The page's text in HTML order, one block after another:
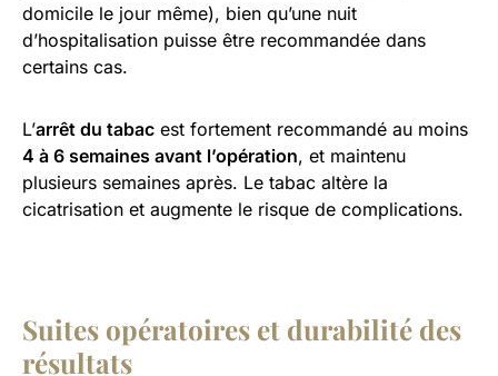
domicile le jour même), bien qu’une nuit
d’hospitalisation puisse être recommandée dans
certains cas.
L’arrêt du tabac est fortement recommandé au moins
4 à 6 semaines avant l’opération, et maintenu
plusieurs semaines après. Le tabac altère la
cicatrisation et augmente le risque de complications.
Suites opératoires et durabilité des
résultats